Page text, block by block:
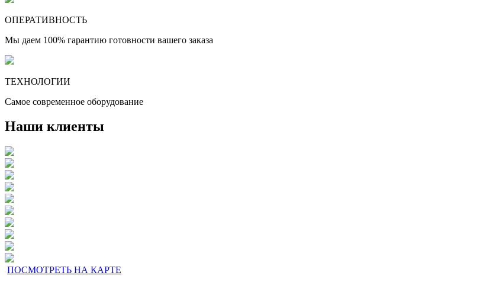
ОПЕРАТИВНОСТЬ
Мы даем 100% гарантию готовности вашего заказа
ТЕХНОЛОГИИ
Самое современное оборудование
Наши клиенты
ПОСМОТРЕТЬ НА КАРТЕ